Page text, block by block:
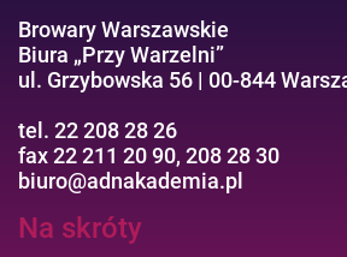
Browary Warszawskie
Biura „Przy Warzelni”
ul. Grzybowska 56 | 00-844
tel. 22 208 28 26
fax 22 211 20 90, 208 28 30
biuro@adnakademia.pl
Na skróty